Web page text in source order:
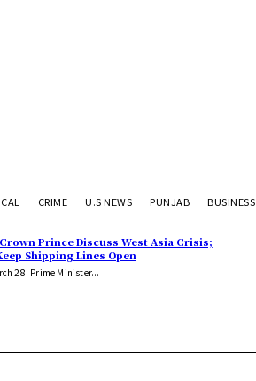
CRIME U.S NEWS PUNJAB BUSINESS
Prince Discuss West Asia Crisis;
Shipping Lines Open
28: Prime Minister...